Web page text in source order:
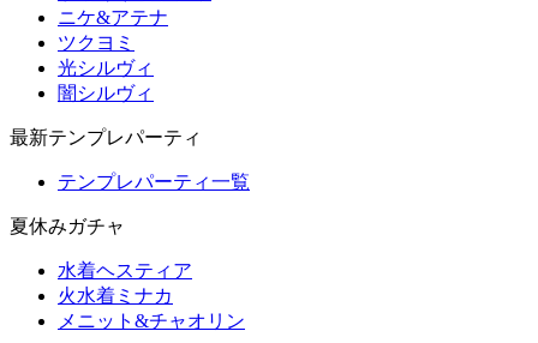
ニケ&アテナ
ツクヨミ
光シルヴィ
闇シルヴィ
最新テンプレパーティ
テンプレパーティ一覧
夏休みガチャ
水着ヘスティア
火水着ミナカ
メニット&チャオリン